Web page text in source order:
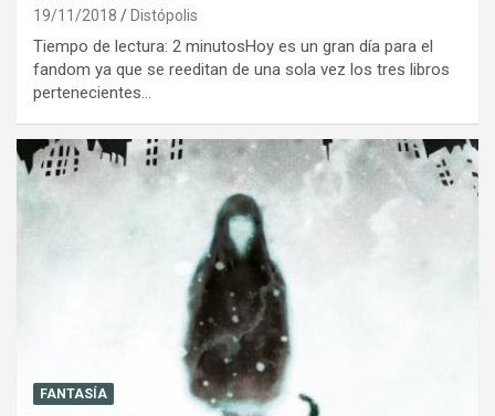
19/11/2018 Distópolis
Tiempo de lectura: 2 minutosHoy es un gran día para el
fandom ya que se reeditan de una sola vez los tres libros
pertenecientes…
FANTASÍA